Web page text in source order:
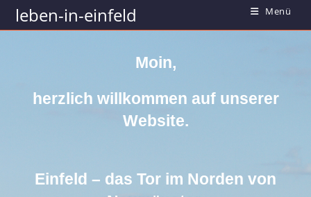
leben-in-einfeld Menü
Moin,
herzlich willkommen auf unserer
Website.
Einfeld – das Tor im Norden von